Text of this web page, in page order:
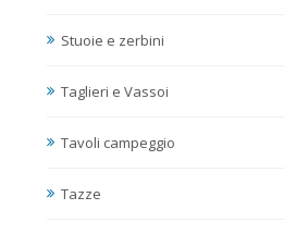
Stuoie e zerbini
Taglieri e Vassoi
Tavoli campeggio
Tazze